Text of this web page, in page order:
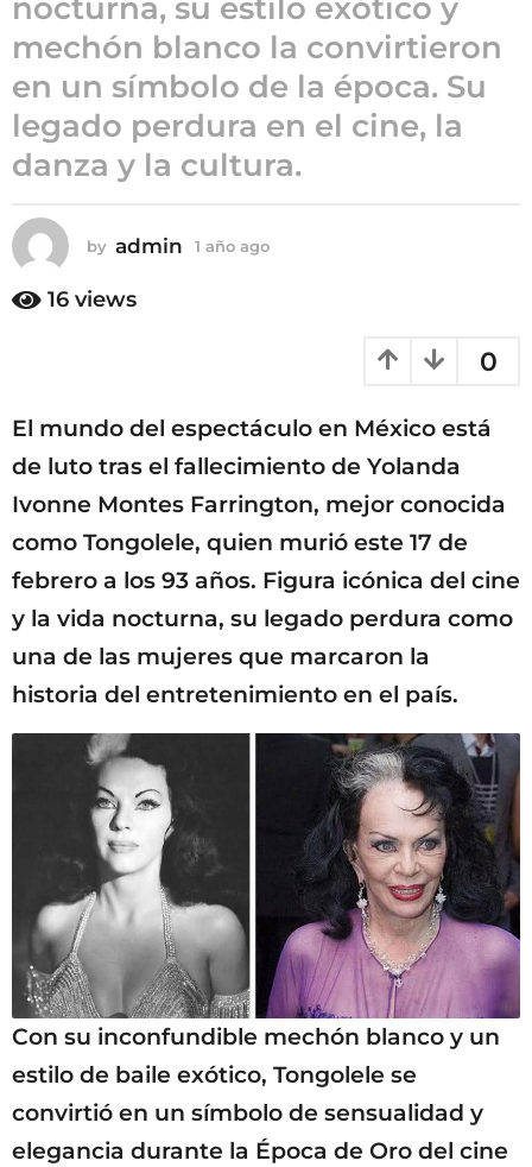
ñ
o
a
g
o
nocturna, su estilo exótico y
mechón blanco la convirtieron
en un símbolo de la época. Su
legado perdura en el cine, la
danza y la cultura.
by admin 1 año ago
16 views
0
El mundo del espectáculo en México está
de luto tras el fallecimiento de Yolanda
Ivonne Montes Farrington, mejor conocida
como Tongolele, quien murió este 17 de
febrero a los 93 años. Figura icónica del cine
y la vida nocturna, su legado perdura como
una de las mujeres que marcaron la
historia del entretenimiento en el país.
Con su inconfundible mechón blanco y un
estilo de baile exótico, Tongolele se
convirtió en un símbolo de sensualidad y
elegancia durante la Época de Oro del cine